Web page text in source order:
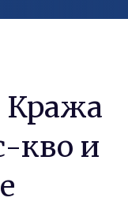
Кража
кво и